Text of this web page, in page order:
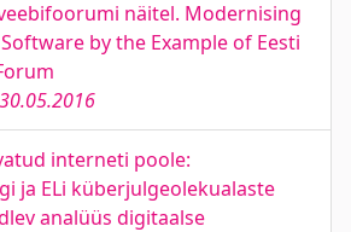
näitel. Modernising
by the Example of Eesti
30.05.2016
interneti poole:
ja ELi küberjulgeolekualaste
analüüs digitaalse